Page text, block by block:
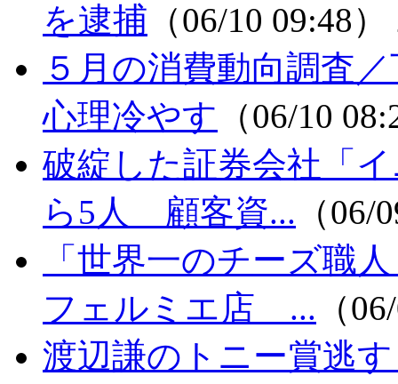
を逮捕 （06/10 09:48）
５月の消費動向調
心理冷やす （06/10
破綻した証券会社「
ら5人 顧客資... （
「世界一のチーズ職
フェルミエ店 ... （
渡辺謙のトニー賞逃